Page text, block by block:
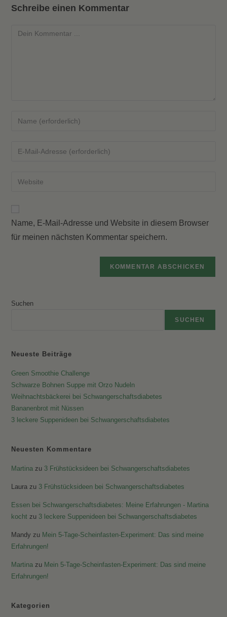
Schreibe einen Kommentar
Kommentieren
Gib
oder
zum
Gib
Mail-
Kommentieren
ein
Gib
ein
(optional)
Name, E-Mail-Adresse und Website in diesem Browser
für meinen nächsten Kommentar speichern.
Suchen
SUCHEN
Neueste Beiträge
Green Smoothie Challenge
Schwarze Bohnen Suppe mit Orzo Nudeln
Weihnachtsbäckerei bei Schwangerschaftsdiabetes
Bananenbrot mit Nüssen
3 leckere Suppenideen bei Schwangerschaftsdiabetes
Neuesten Kommentare
Martina zu 3 Frühstücksideen bei Schwangerschaftsdiabetes
Laura zu 3 Frühstücksideen bei Schwangerschaftsdiabetes
Essen bei Schwangerschaftsdiabetes: Meine Erfahrungen - Martina
kocht zu 3 leckere Suppenideen bei Schwangerschaftsdiabetes
Mandy zu Mein 5-Tage-Scheinfasten-Experiment: Das sind meine
Erfahrungen!
Martina zu Mein 5-Tage-Scheinfasten-Experiment: Das sind meine
Erfahrungen!
Kategorien